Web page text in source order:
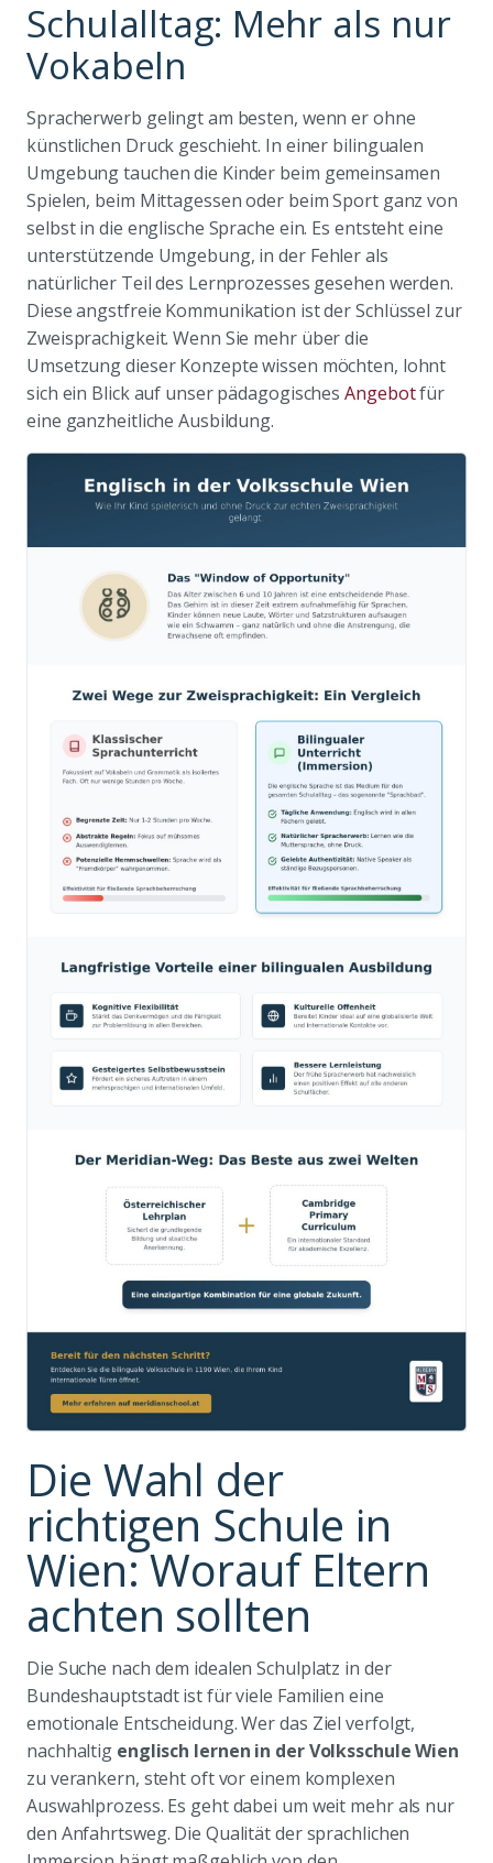
Schulalltag: Mehr als nur
Vokabeln
Spracherwerb gelingt am besten, wenn er ohne
künstlichen Druck geschieht. In einer bilingualen
Umgebung tauchen die Kinder beim gemeinsamen
Spielen, beim Mittagessen oder beim Sport ganz von
selbst in die englische Sprache ein. Es entsteht eine
unterstützende Umgebung, in der Fehler als
natürlicher Teil des Lernprozesses gesehen werden.
Diese angstfreie Kommunikation ist der Schlüssel zur
Zweisprachigkeit. Wenn Sie mehr über die
Umsetzung dieser Konzepte wissen möchten, lohnt
sich ein Blick auf unser pädagogischesAngebotfür
eine ganzheitliche Ausbildung.
Die Wahl der
richtigen Schule in
Wien: Worauf Eltern
achten sollten
Die Suche nach dem idealen Schulplatz in der
Bundeshauptstadt ist für viele Familien eine
emotionale Entscheidung. Wer das Ziel verfolgt,
nachhaltig englisch lernen in der Volksschule Wien
zu verankern, steht oft vor einem komplexen
Auswahlprozess. Es geht dabei um weit mehr als nur
den Anfahrtsweg. Die Qualität der sprachlichen